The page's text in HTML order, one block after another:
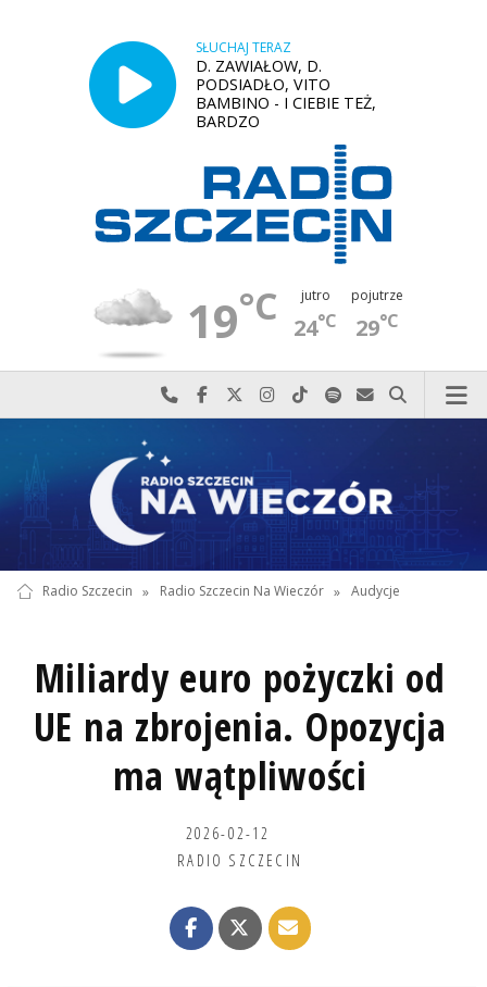
SŁUCHAJ TERAZ
D. ZAWIAŁOW, D.
PODSIADŁO, VITO
BAMBINO - I CIEBIE TEŻ,
BARDZO
19°C jutro
24°C
pojutrze
29°C
Najlepiej po prostu do nas zadzwoń
Odwiedź nas na Facebook-u
Odwiedź nas na X
Odwiedź nas na Instagram-ie
Odwiedź nas na TikTok-u
Szukaj nas na Spotify
Wyślij do nas
Szukaj
Radio Szczecin » Radio Szczecin Na Wieczór » Audycje
Miliardy euro pożyczki od
UE na zbrojenia. Opozycja
ma wątpliwości
2026-02-12
RADIO SZCZECIN